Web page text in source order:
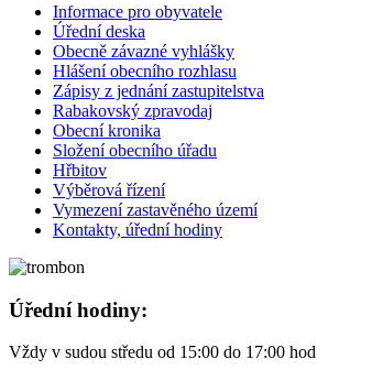
Informace pro obyvatele
Úřední deska
Obecně závazné vyhlášky
Hlášení obecního rozhlasu
Zápisy z jednání zastupitelstva
Rabakovský zpravodaj
Obecní kronika
Složení obecního úřadu
Hřbitov
Výběrová řízení
Vymezení zastavěného území
Kontakty, úřední hodiny
Úřední hodiny:
Vždy v sudou středu od 15:00 do 17:00 hod